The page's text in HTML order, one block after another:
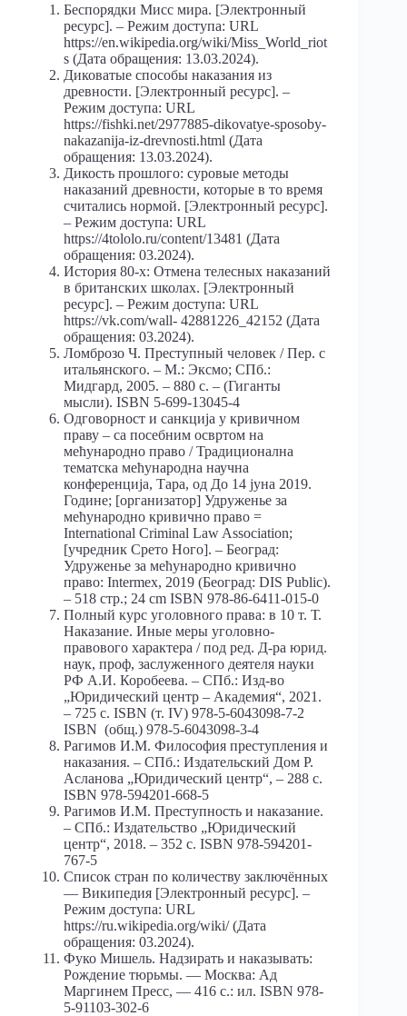
Беспорядки Мисс мира. [Электронный
ресурс]. – Режим доступа: URL
https://en.wikipedia.org/wiki/Miss_World_riot
s (Дата обращения: 13.03.2024).
Диковатые способы наказания из
древности. [Электронный ресурс]. –
Режим доступа: URL
https://fishki.net/2977885-dikovatye-sposoby-
nakazanija-iz-drevnosti.html (Дата
обращения: 13.03.2024).
Дикость прошлого: суровые методы
наказаний древности, которые в то время
считались нормой. [Электронный ресурс].
– Режим доступа: URL
https://4tololo.ru/content/13481 (Дата
обращения: 03.2024).
История 80-х: Отмена телесных наказаний
в британских школах. [Электронный
ресурс]. – Режим доступа: URL
https://vk.com/wall- 42881226_42152 (Дата
обращения: 03.2024).
Ломброзо Ч. Преступный человек / Пер. с
итальянского. – М.: Эксмо; СПб.:
Мидгард, 2005. – 880 с. – (Гиганты
мысли). ISBN 5-699-13045-4
Одговорност и санкциjа у кривичном
праву – са посебним освртом на
мећународно право / Традиционална
тематска мећународна научна
конференциjа, Тара, од До 14 jуна 2019.
Године; [организатор] Удруженье за
мећународно кривично право =
International Criminal Law Association;
[учредник Срето Ного]. – Београд:
Удруженье за мећународно кривично
право: Intermex, 2019 (Београд: DIS Public).
– 518 стр.; 24 сm ISBN 978-86-6411-015-0
Полный курс уголовного права: в 10 т. Т.
Наказание. Иные меры уголовно-
правового характера / под ред. Д-ра юрид.
наук, проф, заслуженного деятеля науки
РФ А.И. Коробеева. – СПб.: Изд-во
„Юридический центр – Академия“, 2021.
– 725 с. ISBN (т. IV) 978-5-6043098-7-2
ISBN (общ.) 978-5-6043098-3-4
Рагимов И.М. Философия преступления и
наказания. – СПб.: Издательский Дом Р.
Асланова „Юридический центр“, – 288 с.
ISBN 978-594201-668-5
Рагимов И.М. Преступность и наказание.
– СПб.: Издательство „Юридический
центр“, 2018. – 352 с. ISBN 978-594201-
767-5
Список стран по количеству заключённых
— Википедия [Электронный ресурс]. –
Режим доступа: URL
https://ru.wikipedia.org/wiki/ (Дата
обращения: 03.2024).
Фуко Мишель. Надзирать и наказывать:
Рождение тюрьмы. — Москва: Ад
Маргинем Пресс, — 416 с.: ил. ISBN 978-
5-91103-302-6